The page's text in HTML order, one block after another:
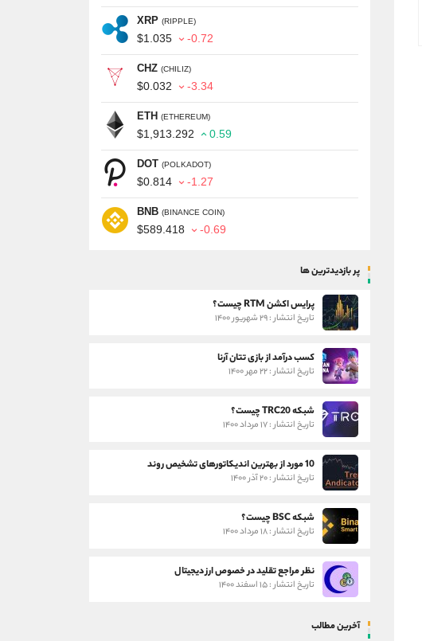
XRP (RIPPLE)
$1.035 -0.72
CHZ (CHILIZ)
$0.032 -3.34
ETH (ETHEREUM)
$1,913.292 0.59
DOT (POLKADOT)
$0.814 -1.27
BNB (BINANCE COIN)
$589.418 -0.69
پر بازدیدترین ها
پرایس اکشن RTM چیست؟
تاریخ انتشار : ۲۹ شهریور ۱۴۰۰
کسب درآمد از بازی تتان آرنا
تاریخ انتشار : ۲۲ مهر ۱۴۰۰
شبکه TRC20 چیست؟
تاریخ انتشار : ۱۷ مرداد ۱۴۰۰
10 مورد از بهترین اندیکاتورهای تشخیص روند
تاریخ انتشار : ۲۰ آذر ۱۴۰۰
شبکه BSC چیست؟
تاریخ انتشار : ۱۸ مرداد ۱۴۰۰
نظر مراجع تقلید در خصوص ارز دیجیتال
تاریخ انتشار : ۱۵ اسفند ۱۴۰۰
آخرین مطالب